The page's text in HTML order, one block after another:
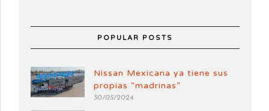
POPULAR POSTS
Nissan Mexicana ya tiene sus
propias “madrinas”
30/05/2024